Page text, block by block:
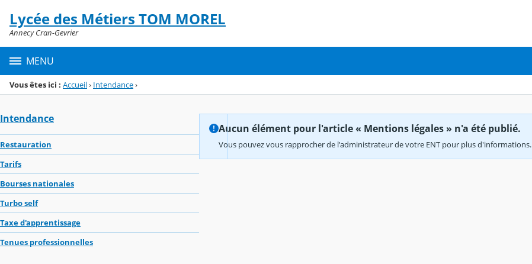
Menu de la rubrique
Contenu
Lycée des Métiers TOM MOREL
Annecy Cran-Gevrier
MENU
Vous êtes ici : Accueil› Intendance›
Intendance
Restauration
Tarifs
Bourses nationales
Turbo self
Taxe d'apprentissage
Tenues professionnelles
Aucun élément pour l'article « Mentions légales » n'a été publié.
Vous pouvez vous rapprocher de l'administrateur de votre ENT pour plus d'informations.